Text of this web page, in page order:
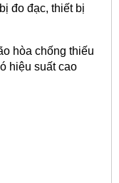
đo đạc, thiết bị
hòa chống thiếu
hiệu suất cao